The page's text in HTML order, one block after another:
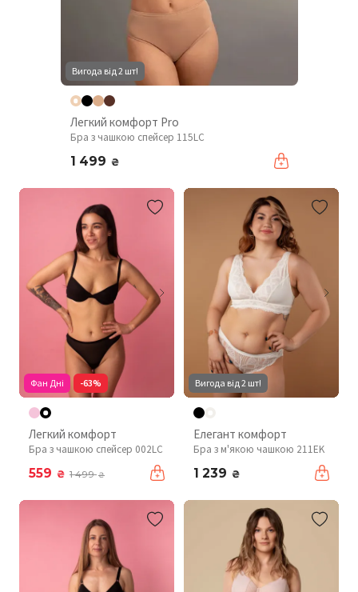
Вигода від 2 шт!
Легкий комфорт Pro
Бра з чашкою спейсер 115LC
1 499 ₴
Фан Дні -63%
Легкий комфорт
Бра з чашкою спейсер 002LC
559 ₴ 1 499₴
Вигода від 2 шт!
Елегант комфорт
Бра з м'якою чашкою 211EK
1 239 ₴